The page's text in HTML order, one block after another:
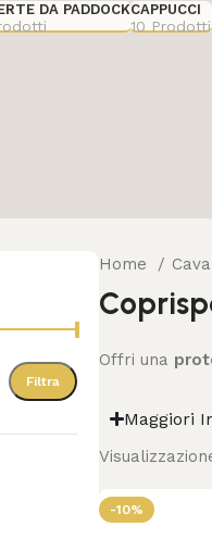
DA PADDOCKCAPPUCCI
10 Prodotti
Filtra
Home
Offri una
Maggiori
-10%